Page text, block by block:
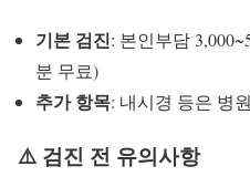
기본 검진: 본인부담
분 무료)
추가 항목: 내시경 등은 병
⚠️ 검진 전 유의사항